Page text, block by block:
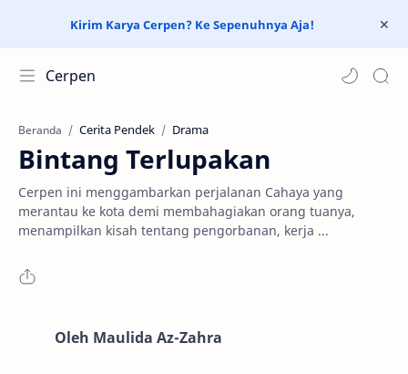
Kirim Karya Cerpen? Ke Sepenuhnya Aja!
Cerpen
Beranda Cerita Pendek Drama
Bintang Terlupakan
Cerpen ini menggambarkan perjalanan Cahaya yang
merantau ke kota demi membahagiakan orang tuanya,
menampilkan kisah tentang pengorbanan, kerja ...
Oleh Maulida Az-Zahra